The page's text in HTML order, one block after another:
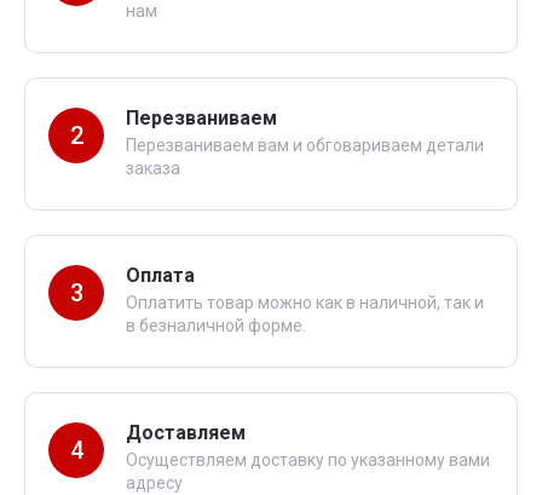
нам
2
Перезваниваем
Перезваниваем вам и обговариваем детали
заказа
3
Оплата
Оплатить товар можно как в наличной, так и
в безналичной форме.
4
Доставляем
Осуществляем доставку по указанному вами
адресу